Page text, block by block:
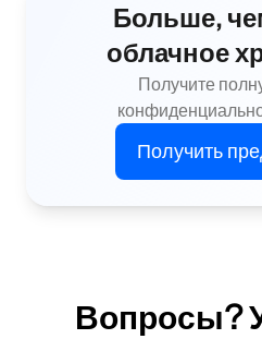
Больше,
облачное
Получите
Получить
Вопросы?